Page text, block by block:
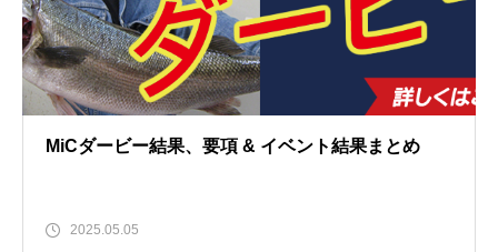
MiCダービー結果、要項 & イベント結果まとめ
2025.05.05